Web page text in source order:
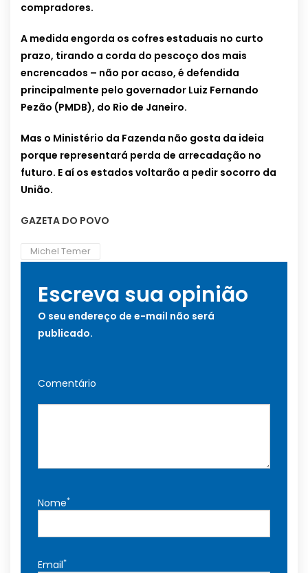
compradores.
A medida engorda os cofres estaduais no curto
prazo, tirando a corda do pescoço dos mais
encrencados – não por acaso, é defendida
principalmente pelo governador Luiz Fernando
Pezão (PMDB), do Rio de Janeiro.
Mas o Ministério da Fazenda não gosta da ideia
porque representará perda de arrecadação no
futuro. E aí os estados voltarão a pedir socorro da
União.
GAZETA DO POVO
Michel Temer
Escreva sua opinião
O seu endereço de e-mail não será
publicado.
Comentário
Nome*
Email*